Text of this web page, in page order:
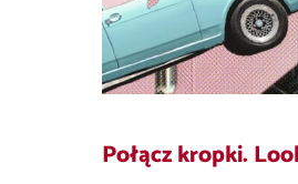
Połącz kropki.